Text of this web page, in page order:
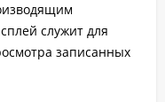
служит для
записанных